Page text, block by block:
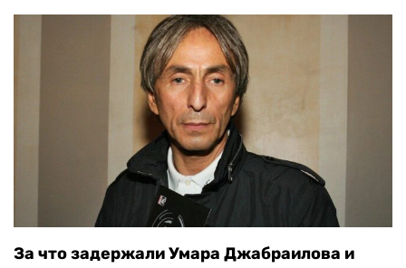
За что задержали Умара Джабраилова и